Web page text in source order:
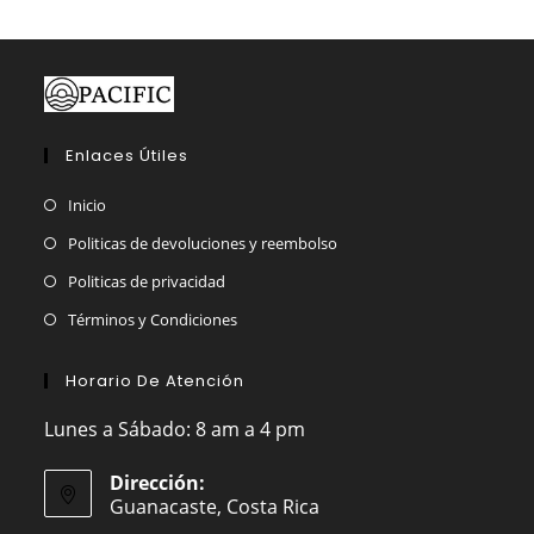
Enlaces Útiles
Inicio
Politicas de devoluciones y reembolso
Politicas de privacidad
Términos y Condiciones
Horario De Atención
Lunes a Sábado: 8 am a 4 pm
Dirección:
Guanacaste, Costa Rica